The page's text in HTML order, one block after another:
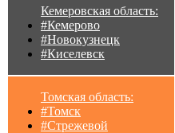
Кемеровская область:
#Кемерово
#Новокузнецк
#Киселевск
Томская область:
#Томск
#Стрежевой